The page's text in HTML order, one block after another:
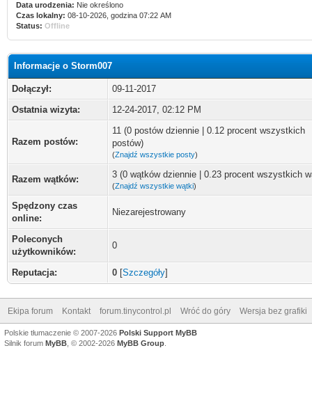
Data urodzenia: Nie określono
Czas lokalny: 08-10-2026, godzina 07:22 AM
Status: Offline
Informacje o Storm007
Dołączył:
09-11-2017
Ostatnia wizyta:
12-24-2017, 02:12 PM
Razem postów:
11 (0 postów dziennie | 0.12 procent wszystkich
postów)
(Znajdź wszystkie posty)
Razem wątków: 3 (0 wątków dziennie | 0.23 procent wszystkich
(Znajdź wszystkie wątki)
Spędzony czas
online:
Niezarejestrowany
Poleconych
użytkowników:
0
Reputacja: 0 [Szczegóły]
Ekipa forum Kontakt forum.tinycontrol.pl Wróć do góry Wersja bez grafiki
Polskie tłumaczenie © 2007-2026 Polski Support MyBB
Silnik forum MyBB , © 2002-2026 MyBB Group